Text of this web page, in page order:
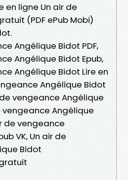
en ligne Un air de
(PDF ePub Mobi)
Angélique Bidot PDF,
Angélique Bidot Epub,
Angélique Bidot Lire en
Angélique Bidot
vengeance Angélique
vengeance Angélique
de vengeance
VK, Un air de
Bidot